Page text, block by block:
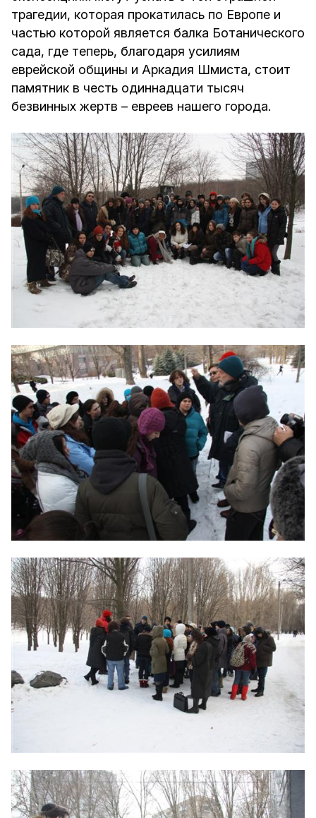
трагедии, которая прокатилась по Европе и
частью которой является балка Ботанического
сада, где теперь, благодаря усилиям
еврейской общины и Аркадия Шмиста, стоит
памятник в честь одиннадцати тысяч
безвинных жертв – евреев нашего города.